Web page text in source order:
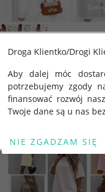
Inne produkty
Droga Klientko/Drogi
Aby dalej móc
potrzebujemy zgody
finansować rozwój
Twoje dane są u nas
Od 25 maja 2018
kwietnia 2016 r. w
swobodnego
"GDPR" lub "Ogólne
przetwarzaniu